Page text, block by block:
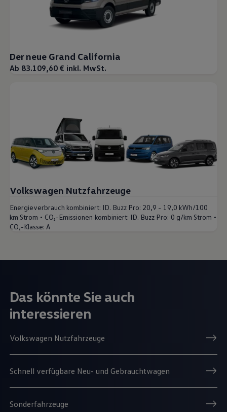
Der neue Grand California
Ab 83.109,60 € inkl. MwSt.
Volkswagen Nutzfahrzeuge
Energieverbrauch kombiniert: ID. Buzz Pro: 20,9 - 19,0 kWh/100
km Strom • CO₂-Emissionen kombiniert: ID. Buzz Pro: 0 g/km Strom •
CO₂-Klasse: A
Das könnte Sie auch
interessieren
Volkswagen Nutzfahrzeuge
Schnell verfügbare Neu- und Gebrauchtwagen
Sonderfahrzeuge